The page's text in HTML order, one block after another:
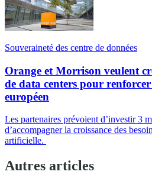
Souveraineté des centre de données
Orange et Morrison veulent
de data centers pour
européen
Les partenaires prévoient d’investir 3
d’accompagner la croissance des
artificielle.
Autres articles